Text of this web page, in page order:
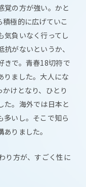
覚の方が強い。かと
極的に広げていこ
気負いなく行ってし
がないというか、
きで。青春18切符で
りました。大人にな
けとなり、ひとり
た。海外では日本と
多いし。そこで知ら
りました。
り方が、すごく性に